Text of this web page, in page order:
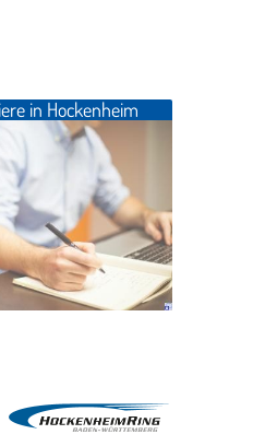
in Hockenheim